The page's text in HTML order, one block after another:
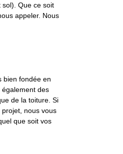
Que ce soit
appeler. Nous
bien fondée en
des
de la toiture. Si
nous vous
que soit vos